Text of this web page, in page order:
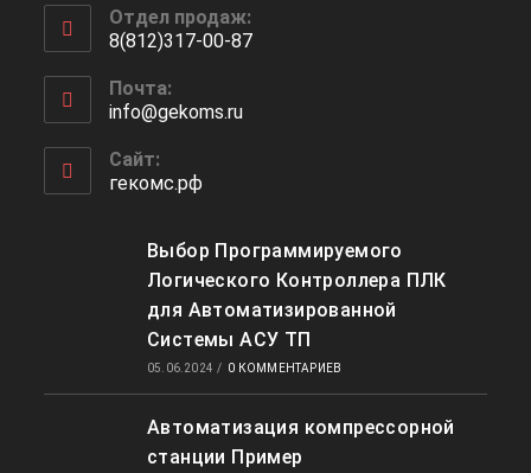
в
вашем
приложении
Отдел продаж:
8(812)317-00-87
в
вашем
приложении
Почта:
info@gekoms.ruОткроется
Сайт:
гекомс.рф
Выбор Программируемого
Логического Контроллера ПЛК
для Автоматизированной
Системы АСУ ТП
05.06.2024 / 0 КОММЕНТАРИЕВ
Автоматизация компрессорной
станции Пример